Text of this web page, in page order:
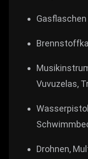
Gasflaschen
Vuvuzelas,
Drohnen,